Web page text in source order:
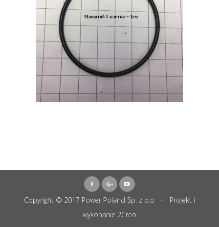
Copyright © 2017 Power Poland Sp. z o.o – Projekt i
wykonanie 2Creo